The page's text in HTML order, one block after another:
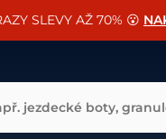
13% na vše od Cassini!
SLEVY AŽ 70% 😮
k vybraným sedlům
jezdecké boty,